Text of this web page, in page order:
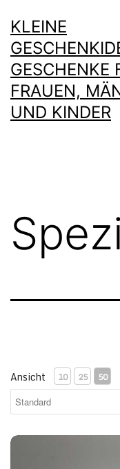
Inhalt
springen
KLEINE
GESCHENKE
FRAUEN,
UND KINDER
Ansicht 10 25 50